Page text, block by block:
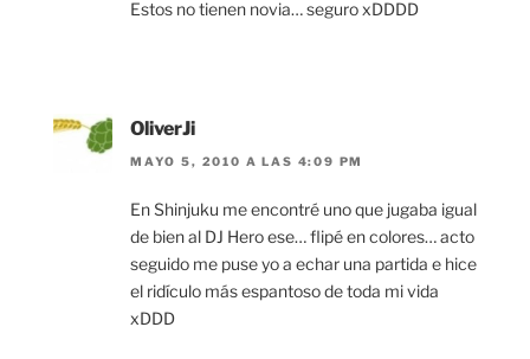
Estos no tienen novia… seguro xDDDD
OliverJi
MAYO 5, 2010 A LAS 4:09 PM
En Shinjuku me encontré uno que jugaba igual
de bien al DJ Hero ese… flipé en colores… acto
seguido me puse yo a echar una partida e hice
el ridículo más espantoso de toda mi vida
xDDD